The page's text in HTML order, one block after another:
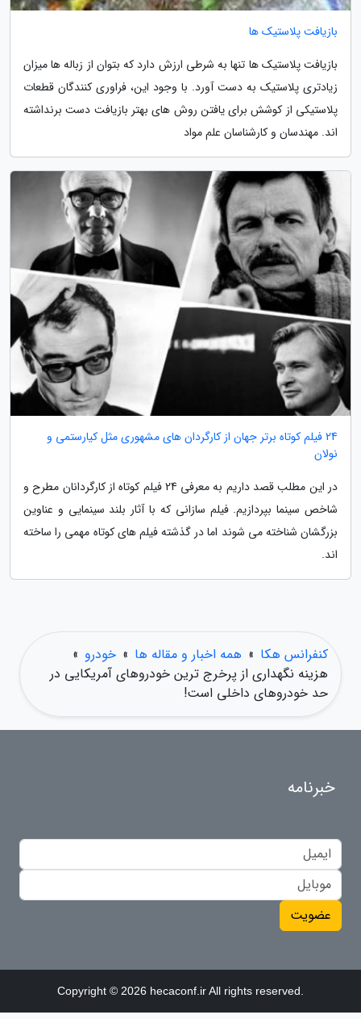
بازیافت پلاستیک ها
بازیافت پلاستیک ها تنها به شرطی ارزش دارد که بتوان از زباله ها میزان
زیادتری پلاستیک به دست آورد. با وجود این، فراوری کنندگان قطعات
پلاستیکی از کوشش برای یافتن روش های بهتر بازیافت دست برنداشته
اند. مهندسان و کارشناسان علم مواد
24 فیلم کوتاه برتر جهان از کارگردان های مشهوری مثل کیارستمی و
نولان
در این مطلب قصد داریم به معرفی 24 فیلم کوتاه از کارگردانان مطرح و
شاخص سینما بپردازیم. فیلم سازانی که با آثار بلند سینمایی و عناوین
بزرگشان شناخته می شوند اما در گذشته فیلم های کوتاه مهمی را ساخته
اند.
کنفرانس هکا » همه اخبار و مقاله ها » خودرو »
هزینه نگهداری از پرخرج ترین خودروهای آمریکایی در
حد خودروهای داخلی است!
خبرنامه
عضویت
Copyright © 2026 hecaconf.ir All rights reserved.